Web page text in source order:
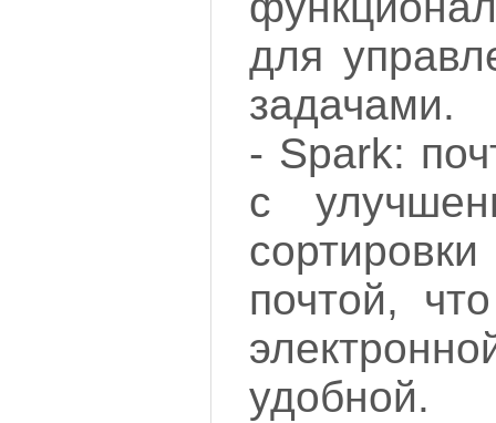
для
задачами.
- Spark:
с
почтой,
удобной.